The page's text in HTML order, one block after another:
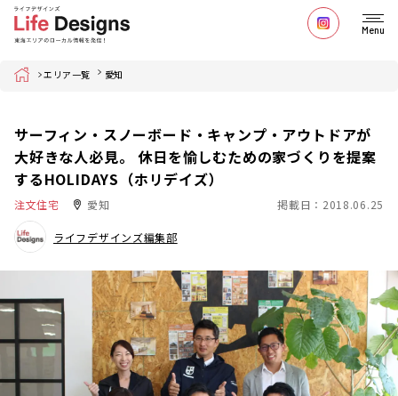
Menu
Home エリア一覧 愛知
サーフィン・スノーボード・キャンプ・アウトドアが
大好きな人必見。 休日を愉しむための家づくりを提案
するHOLIDAYS（ホリデイズ）
注文住宅 愛知 掲載日：2018.06.25
ライフデザインズ編集部